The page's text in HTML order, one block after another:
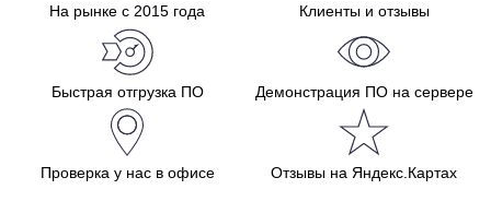
На рынке с 2015 года Клиенты и отзывы
Быстрая отгрузка ПО Демонстрация ПО на сервере
Проверка у нас в офисе Отзывы на Яндекс.Картах